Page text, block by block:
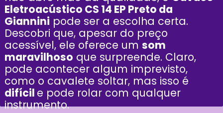
Eletroacústico CS 14 EP Preto da
Giannini pode ser a escolha certa.
Descobri que, apesar do preço
acessível, ele oferece um som
maravilhoso que surpreende. Claro,
pode acontecer algum imprevisto,
como o cavalete soltar, mas isso é
difícil e pode rolar com qualquer
instrumento.